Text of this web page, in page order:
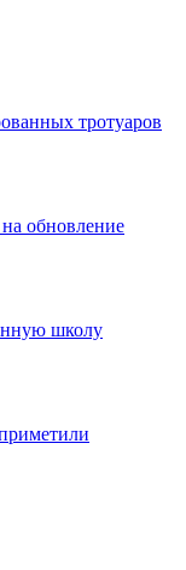
тротуаров
обновление
школу